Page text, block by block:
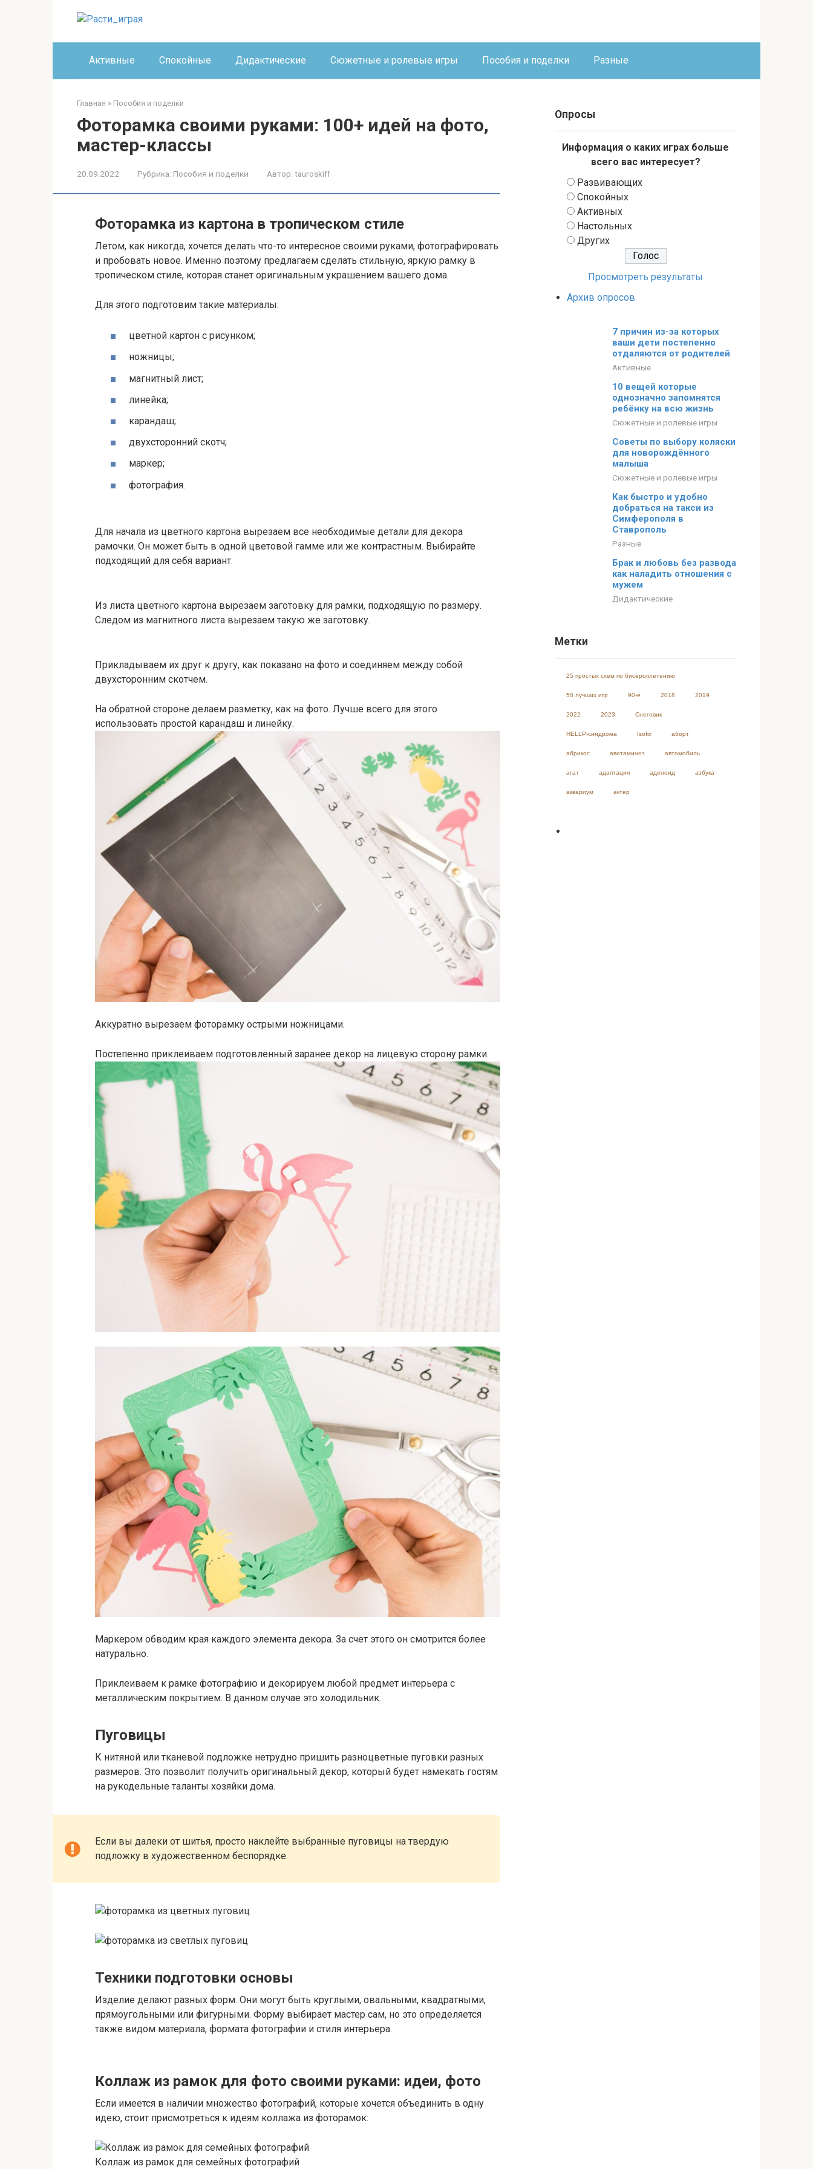
Активные Спокойные Дидактические Сюжетные и ролевые игры Пособия и поделки Разные
Главная » Пособия и поделки
Фоторамка своими руками: 100+ идей на фото,
мастер-классы
20.09.2022 Рубрика: Пособия и поделки Автор: tauroskiff
Фоторамка из картона в тропическом стиле
Летом, как никогда, хочется делать что-то интересное своими руками, фотографировать
и пробовать новое. Именно поэтому предлагаем сделать стильную, яркую рамку в
тропическом стиле, которая станет оригинальным украшением вашего дома.
Для этого подготовим такие материалы:
цветной картон с рисунком;
ножницы;
магнитный лист;
линейка;
карандаш;
двухсторонний скотч;
маркер;
фотография.
Для начала из цветного картона вырезаем все необходимые детали для декора
рамочки. Он может быть в одной цветовой гамме или же контрастным. Выбирайте
подходящий для себя вариант.
Из листа цветного картона вырезаем заготовку для рамки, подходящую по размеру.
Следом из магнитного листа вырезаем такую же заготовку.
Прикладываем их друг к другу, как показано на фото и соединяем между собой
двухсторонним скотчем.
На обратной стороне делаем разметку, как на фото. Лучше всего для этого
использовать простой карандаш и линейку.
Аккуратно вырезаем фоторамку острыми ножницами.
Постепенно приклеиваем подготовленный заранее декор на лицевую сторону рамки.
Маркером обводим края каждого элемента декора. За счет этого он смотрится более
натурально.
Приклеиваем к рамке фотографию и декорируем любой предмет интерьера с
металлическим покрытием. В данном случае это холодильник.
Пуговицы
К нитяной или тканевой подложке нетрудно пришить разноцветные пуговки разных
размеров. Это позволит получить оригинальный декор, который будет намекать гостям
на рукодельные таланты хозяйки дома.
Если вы далеки от шитья, просто наклейте выбранные пуговицы на твердую
подложку в художественном беспорядке.
Техники подготовки основы
Изделие делают разных форм. Они могут быть круглыми, овальными, квадратными,
прямоугольными или фигурными. Форму выбирает мастер сам, но это определяется
также видом материала, формата фотографии и стиля интерьера.
Коллаж из рамок для фото своими руками: идеи, фото
Если имеется в наличии множество фотографий, которые хочется объединить в одну
идею, стоит присмотреться к идеям коллажа из фоторамок:
Коллаж из рамок для семейных фотографий
Опросы
Информация о каких играх больше
всего вас интересует?
Развивающих
Спокойных
Активных
Настольных
Других
Просмотреть результаты
Архив опросов
7 причин из-за которых
ваши дети постепенно
отдаляются от родителей
Активные
10 вещей которые
однозначно запомнятся
ребёнку на всю жизнь
Сюжетные и ролевые игры
Советы по выбору коляски
для новорождённого
малыша
Сюжетные и ролевые игры
Как быстро и удобно
добраться на такси из
Симферополя в
Ставрополь
Разные
Брак и любовь без развода
как наладить отношения с
мужем
Дидактические
Метки
25 простых схем по бисероплетению
50 лучших игр 90-е 2018 2019
2022 2023 Cнеговик
HELLP-синдрома Isofix аборт
абрикос авитаминоз автомобиль
агат адаптация аденоид азбука
аквариум актер